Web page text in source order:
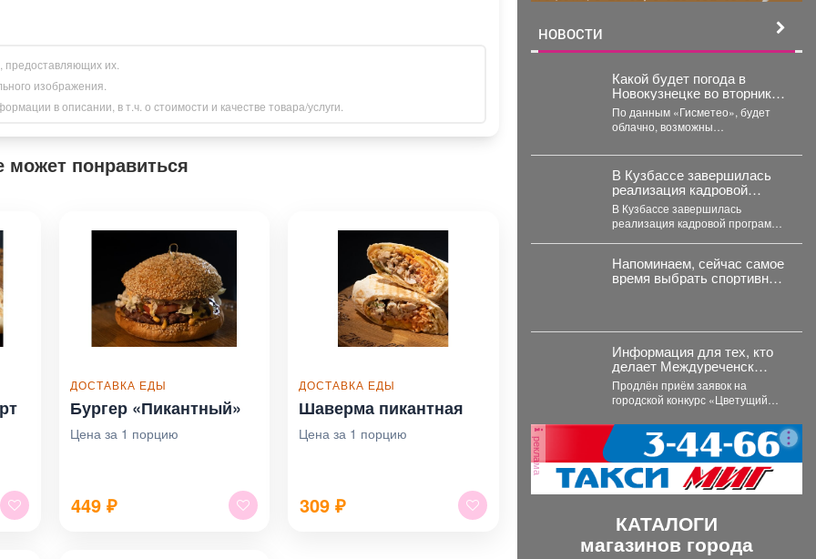
предоставляющих их.
изображения.
в описании, в т.ч. о стоимости и качестве товара/услуги.
может понравиться
ДОСТАВКА ЕДЫ
Бургер «Пикантный»
Цена за 1 порцию
449₽
ДОСТАВКА ЕДЫ
Шаверма пикантная
Цена за 1 порцию
309 ₽
НОВОСТИ
Какой будет погода в
Новокузнецке во вторник, 4
августа?
По данным «Гисметео», будет
облачно, возможны
температура воздуха ночью...
В Кузбассе завершилась
реализация кадровой
программы «СВОи Герои.
В Кузбассе завершилась
реализация кадровой программы
адаптацию ветеранов
специальной...
Напоминаем, сейчас самое
время выбрать спортивную
школу для ребёнка.
Информация для тех, кто
делает Междуреченск
цветущим!
Продлён приём заявок на
городской конкурс «Цветущий
оформлению дворовых
территорий....
реклама
КАТАЛОГИ
магазинов города